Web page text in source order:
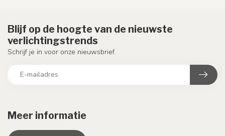
Meer informatie
Blijf op de hoogte van de nieuwste
verlichtingstrends
Schrijf je in voor onze nieuwsbrief.